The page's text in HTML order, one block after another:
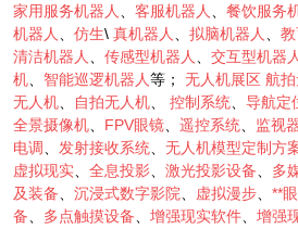
家用服务机器人
客服机器人 餐饮服务
机器人
仿生\ 真机器人 拟脑机器人 教
清洁机器人
传感型机器人 交互型机器人
机
智能巡逻机器人等； 无人机展区 航
无人机
自拍无人机 控制系统 导航定
全景摄像机
FPV眼镜 遥控系统 监视
电调
发射接收系统 无人机模型定制方
虚拟现实
全息投影 激光投影设备 多
及装备
沉浸式数字影院 虚拟漫步 **
备
多点触摸设备 增强现实软件 增强